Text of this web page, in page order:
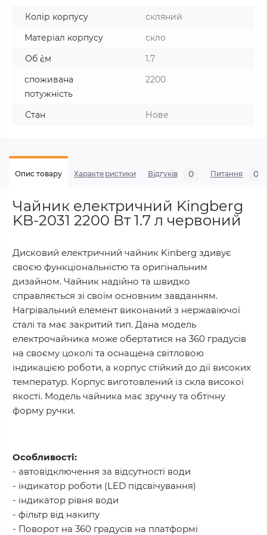
Колір корпусу
скляний
Матеріал корпусу
скло
Об `єм
1.7
споживана
потужність
2200
Стан Нове
Опис товару Характеристики Відгуків 0 Питання 0
Чайник електричний Kingberg
KB-2031 2200 Вт 1.7 л червоний
Дисковий електричний чайник Kinberg здивує
своєю функціональністю та оригінальним
дизайном. Чайник надійно та швидко
справляється зі своїм основним завданням.
Нагрівальний елемент виконаний з нержавіючої
сталі та має закритий тип. Дана модель
електрочайника може обертатися на 360 градусів
на своєму цоколі та оснащена світловою
індикацією роботи, а корпус стійкий до дії високих
температур. Корпус виготовлений із скла високої
якості. Модель чайника має зручну та обтічну
форму ручки.
Особливості:
- автовідключення за відсутності води
- індикатор роботи (LED підсвічування)
- індикатор рівня води
- фільтр від накипу
- Поворот на 360 градусів на платформі